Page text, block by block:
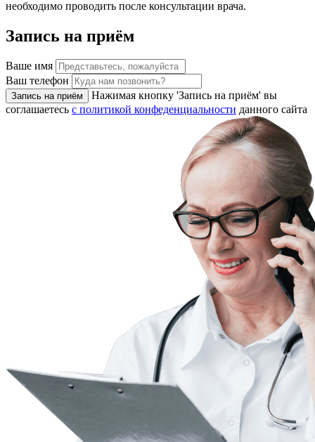
необходимо проводить после консультации врача.
Запись на приём
Ваше имя
Ваш телефон
Запись на приём
Нажимая кнопку 'Запись на приём' вы
соглашаетесь с политикой конфеденциальности данного сайта